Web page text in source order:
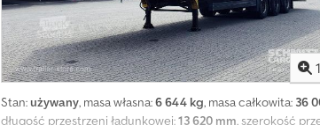
1
Stan:używany, masa własna:6 644 kg, masa całkowita: 36
długość przestrzeni ładunkowej:13 620 mm, szerokość